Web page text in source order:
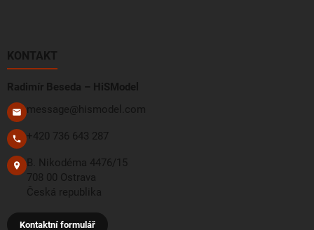
KONTAKT
Radimír Beseda – HiSModel
message@hismodel.com
+420 736 643 287
B. Nikodéma 4476/15
708 00 Ostrava
Česká republika
Kontaktní formulář